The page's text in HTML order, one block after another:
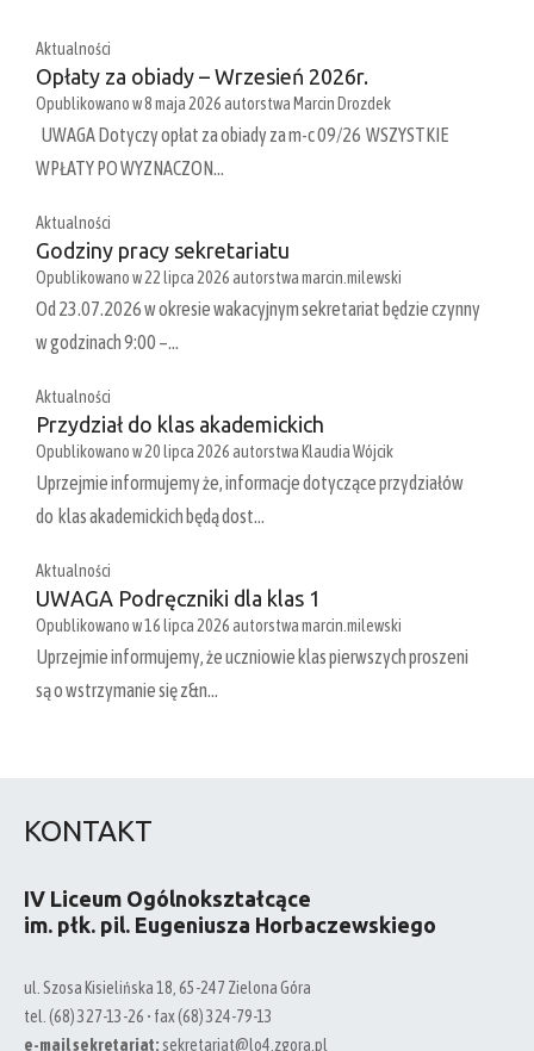
Aktualności
Opłaty za obiady – Wrzesień 2026r.
Opublikowano w8 maja 2026autorstwa Marcin Drozdek
UWAGA Dotyczy opłat za obiady za m-c 09/26 WSZYSTKIE
WPŁATY PO WYZNACZON…
Aktualności
Godziny pracy sekretariatu
Opublikowano w22 lipca 2026autorstwamarcin.milewski
Od 23.07.2026 w okresie wakacyjnym sekretariat będzie czynny
w godzinach 9:00 –…
Aktualności
Przydział do klas akademickich
Opublikowano w20 lipca 2026autorstwa Klaudia Wójcik
Uprzejmie informujemy że, informacje dotyczące przydziałów
do klas akademickich będą dost…
Aktualności
UWAGA Podręczniki dla klas 1
Opublikowano w16 lipca 2026autorstwamarcin.milewski
Uprzejmie informujemy, że uczniowie klas pierwszych proszeni
są o wstrzymanie się z&n…
KONTAKT
IV Liceum Ogólnokształcące
im. płk. pil. Eugeniusza Horbaczewskiego
ul. Szosa Kisielińska 18, 65-247 Zielona Góra
tel. (68) 327-13-26 • fax (68) 324-79-13
e-mail sekretariat: sekretariat@lo4.zgora.pl